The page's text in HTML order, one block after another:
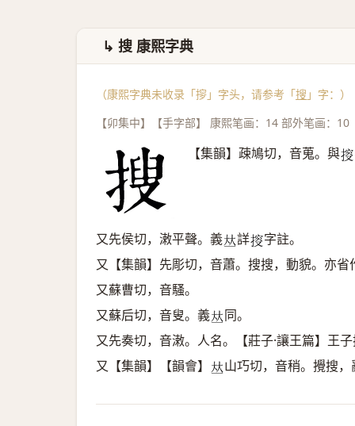
↳ 搜 康熙字典
（康熙字典未收录「摉」字头，请参考「搜 」字：）
【卯集中】【手字部】 康熙笔画：14 部外笔画：10
【集韻】疎鳩切，音蒐。與𢯱
又先侯切，潄平聲。義𠀤詳𢯱 字註。
又【集韻】先彫切，音蕭。搜搜，動貌。亦省
又蘇曹切，音騷。
又蘇后切，音叟。義𠀤同。
又先奏切，音潄。人名。【莊子·讓王篇】王
又【集韻】【韻會】 𠀤山巧切，音稍。攪搜